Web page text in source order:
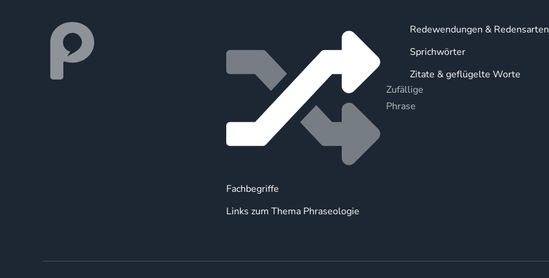
Zufällige
Phrase
Fachbegriffe
Links zum Thema Phraseologie
Redewendungen & Redensarten
Sprichwörter
Zitate & geflügelte Worte